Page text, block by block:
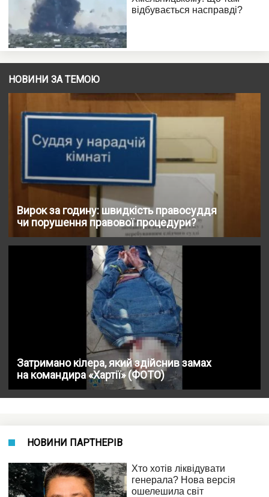
НОВИНИ ЗА ТЕМОЮ
Вирок за годину: швидкість правосуддя
чи порушення правової процедури?
Затримано кілера, який здійснив замах
на командира «Хартії» (ФОТО)
НОВИНИ ПАРТНЕРІВ